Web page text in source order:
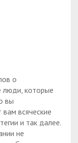
о
люди, которые
вы
вам всяческие
и так далее.
не